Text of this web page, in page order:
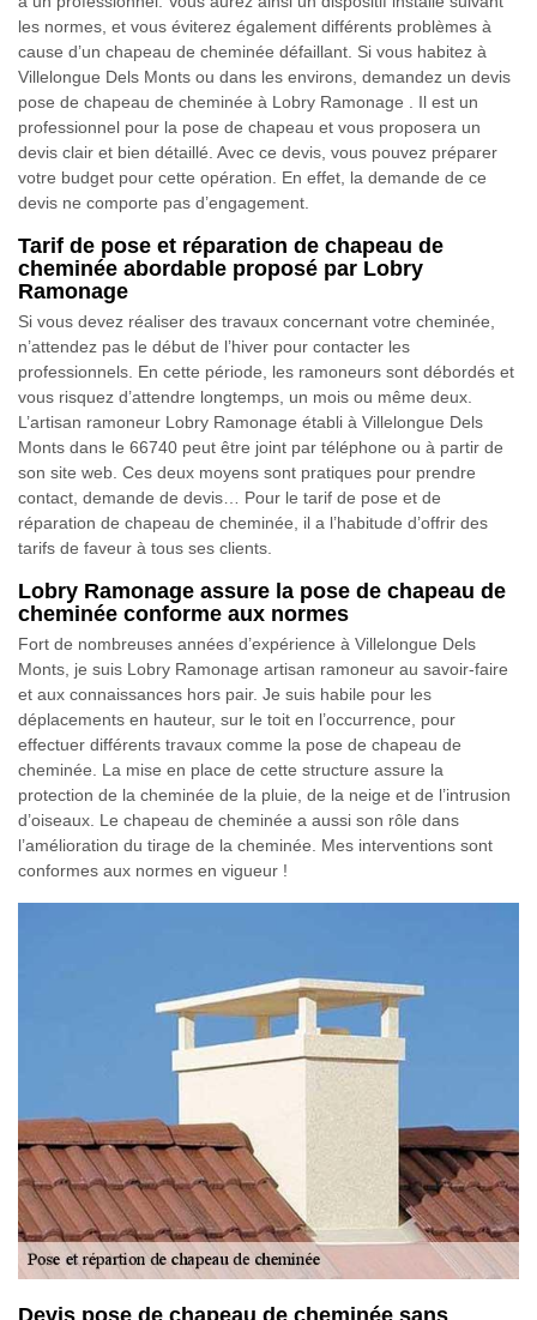
les normes, et vous éviterez également différents problèmes à
cause d’un chapeau de cheminée défaillant. Si vous habitez à
Villelongue Dels Monts ou dans les environs, demandez un devis
pose de chapeau de cheminée à Lobry Ramonage . Il est un
professionnel pour la pose de chapeau et vous proposera un
devis clair et bien détaillé. Avec ce devis, vous pouvez préparer
votre budget pour cette opération. En effet, la demande de ce
devis ne comporte pas d’engagement.
Tarif de pose et réparation de chapeau de
cheminée abordable proposé par Lobry
Ramonage
Si vous devez réaliser des travaux concernant votre cheminée,
n’attendez pas le début de l’hiver pour contacter les
professionnels. En cette période, les ramoneurs sont débordés et
vous risquez d’attendre longtemps, un mois ou même deux.
L’artisan ramoneur Lobry Ramonage établi à Villelongue Dels
Monts dans le 66740 peut être joint par téléphone ou à partir de
son site web. Ces deux moyens sont pratiques pour prendre
contact, demande de devis… Pour le tarif de pose et de
réparation de chapeau de cheminée, il a l’habitude d’offrir des
tarifs de faveur à tous ses clients.
Lobry Ramonage assure la pose de chapeau de
cheminée conforme aux normes
Fort de nombreuses années d’expérience à Villelongue Dels
Monts, je suis Lobry Ramonage artisan ramoneur au savoir-faire
et aux connaissances hors pair. Je suis habile pour les
déplacements en hauteur, sur le toit en l’occurrence, pour
effectuer différents travaux comme la pose de chapeau de
cheminée. La mise en place de cette structure assure la
protection de la cheminée de la pluie, de la neige et de l’intrusion
d’oiseaux. Le chapeau de cheminée a aussi son rôle dans
l’amélioration du tirage de la cheminée. Mes interventions sont
conformes aux normes en vigueur !
Devis pose de chapeau de cheminée sans